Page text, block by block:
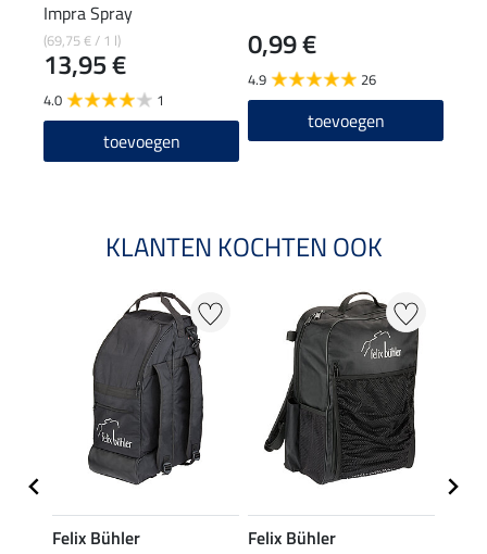
Impra Spray
(69,75 € / 1 l)
13,95 €
4.0 1
toevoegen
0,99 €
4.9 26
toevoegen
KLANTEN KOCHTEN OOK
Felix Bühler
Felix Bühler